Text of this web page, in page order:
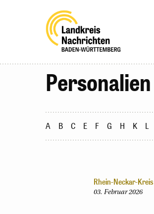
Personalien
A B C E F G H K L
Rhein-Neckar-Kreis
03. Februar 2026